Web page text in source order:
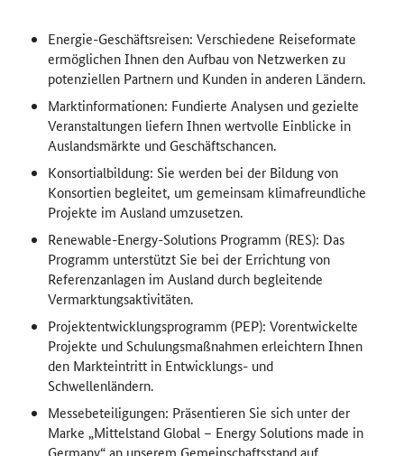
Energie-Geschäftsreisen: Verschiedene Reiseformate
ermöglichen Ihnen den Aufbau von Netzwerken zu
potenziellen Partnern und Kunden in anderen Ländern.
Marktinformationen: Fundierte Analysen und gezielte
Veranstaltungen liefern Ihnen wertvolle Einblicke in
Auslandsmärkte und Geschäftschancen.
Konsortialbildung: Sie werden bei der Bildung von
Konsortien begleitet, um gemeinsam klimafreundliche
Projekte im Ausland umzusetzen.
Renewable-Energy-SolutionsProgramm (RES): Das
Programm unterstützt Sie bei der Errichtung von
Referenzanlagen im Ausland durch begleitende
Vermarktungsaktivitäten.
Projektentwicklungsprogramm (PEP): Vorentwickelte
Projekte und Schulungsmaßnahmen erleichtern Ihnen
den Markteintritt in Entwicklungs- und
Schwellenländern.
Messebeteiligungen: Präsentieren Sie sich unter der
Marke „Mittelstand Global – Energy Solutions made in
Germany“ an unserem Gemeinschaftsstand auf